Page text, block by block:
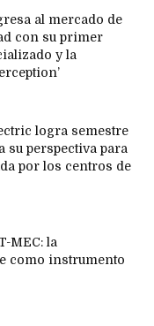
al mercado de
con su primer
y la
logra semestre
su perspectiva para
por los centros de
MEC: la
como instrumento